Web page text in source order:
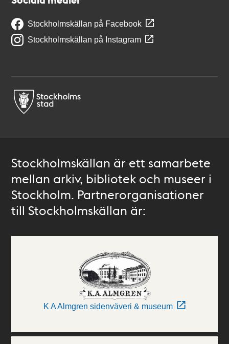
Stockholmskällan på Facebook
Stockholmskällan på Instagram
Stockholmskällan är ett samarbete
mellan arkiv, bibliotek och museer i
Stockholm. Partnerorganisationer
till Stockholmskällan är:
K A Almgren sidenväveri & museum